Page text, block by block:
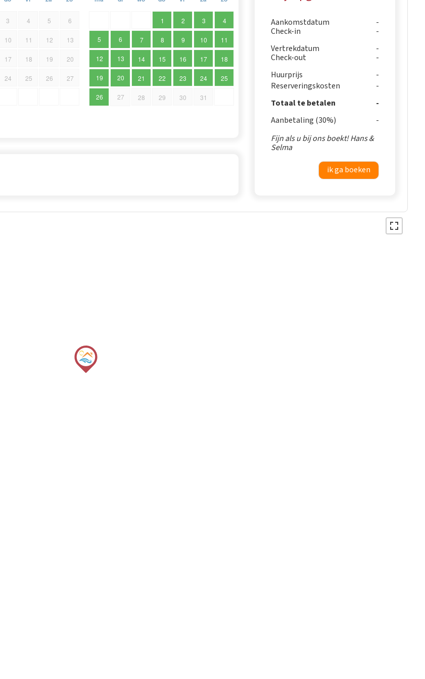
3 4 5 6
10 11 12 13
17 18 19 20
24 25 26 27
1 2 3 4
5 6 7 8 9 10 11
12 13 14 15 16 17 18
19 20 21 22 23 24 25
26 27 28 29 30 31
Aankomstdatum
Check-in
Vertrekdatum
Check-out
Huurprijs
Reserveringskosten
Totaal te betalen
Aanbetaling (30%)
Fijn als u bij ons boekt! Hans &
Selma
ik ga boeken